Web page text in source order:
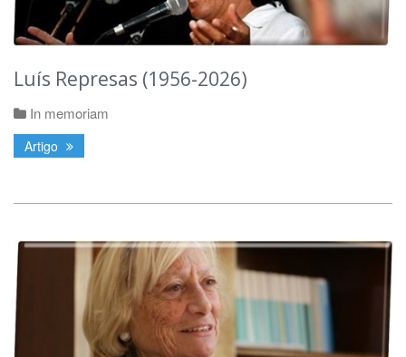
Luís Represas (1956-2026)
In memoriam
Artigo